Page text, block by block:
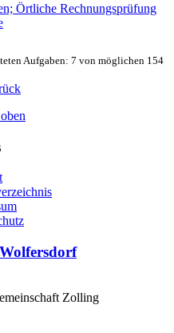
Örtliche Rechnungsprüfung
Aufgaben: 7 von möglichen 154
Zolling